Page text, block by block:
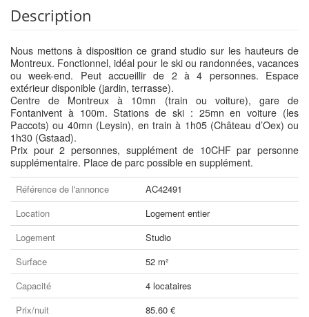
Description
Nous mettons à disposition ce grand studio sur les hauteurs de
Montreux. Fonctionnel, idéal pour le ski ou randonnées, vacances
ou week-end. Peut accueillir de 2 à 4 personnes. Espace
extérieur disponible (jardin, terrasse).
Centre de Montreux à 10mn (train ou voiture), gare de
Fontanivent à 100m. Stations de ski : 25mn en voiture (les
Paccots) ou 40mn (Leysin), en train à 1h05 (Château d’Oex) ou
1h30 (Gstaad).
Prix pour 2 personnes, supplément de 10CHF par personne
supplémentaire. Place de parc possible en supplément.
Référence de l'annonce
AC42491
Location
Logement entier
Logement
Studio
Surface
52 m²
Capacité
4 locataires
Prix/nuit
85.60 €